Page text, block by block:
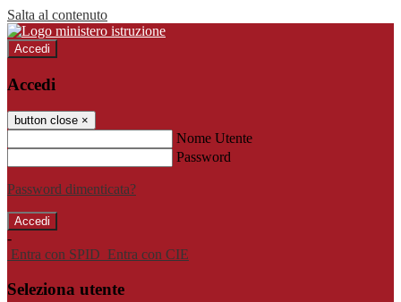
Salta al contenuto
Accedi
Accedi
button close ×
Nome Utente
Password
Password dimenticata?
-
Entra con SPID Entra con CIE
Seleziona utente